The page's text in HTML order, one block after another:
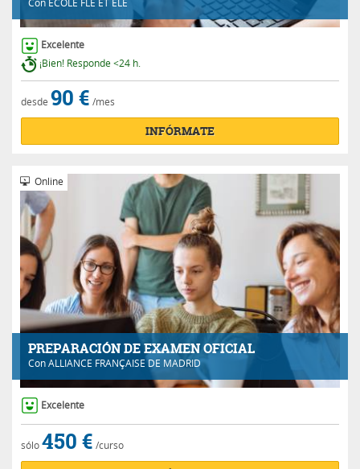
Excelente
¡Bien! Responde <24 h.
desde 90 € /mes
INFÓRMATE
PREPARACIÓN DE EXAMEN OFICIAL
ConALLIANCE FRANÇAISE DE MADRID
Online
Excelente
sólo450 € /curso